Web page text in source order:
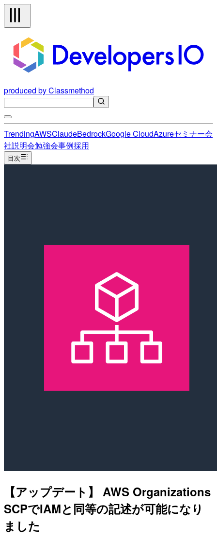
produced by Classmethod
TrendingAWSClaudeBedrockGoogle CloudAzureセミナー会
社説明会勉強会事例採用
目次
【アップデート】 AWS Organizations
SCPでIAMと同等の記述が可能になり
ました